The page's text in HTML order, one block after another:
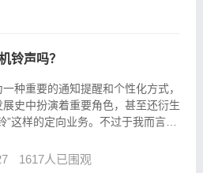
铃声吗？
种重要的通知提醒和个性化方式，
展史中扮演着重要角色，甚至还衍生
”这样的定向业务。不过于我而言，
过铃声，而且大都用的是设备默认
1617人已围观